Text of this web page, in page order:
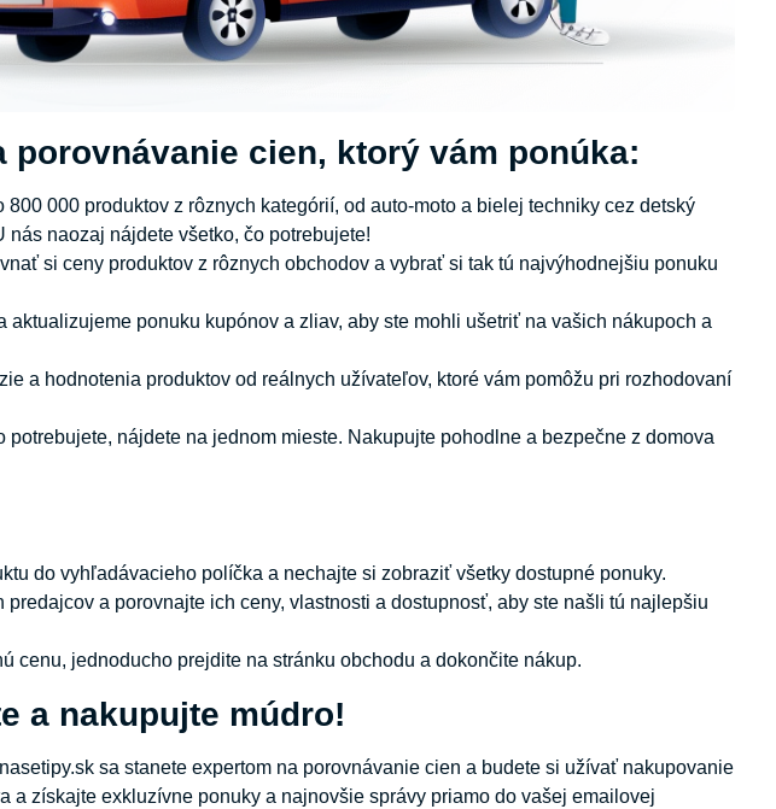
porovnávanie cien, ktorý vám ponúka:
800 000 produktov z rôznych kategórií, od auto-moto a bielej techniky cez detský
nás naozaj nájdete všetko, čo potrebujete!
si ceny produktov z rôznych obchodov a vybrať si tak tú najvýhodnejšiu ponuku
aktualizujeme ponuku kupónov a zliav, aby ste mohli ušetriť na vašich nákupoch a
a hodnotenia produktov od reálnych užívateľov, ktoré vám pomôžu pri rozhodovaní
potrebujete, nájdete na jednom mieste. Nakupujte pohodlne a bezpečne z domova
do vyhľadávacieho políčka a nechajte si zobraziť všetky dostupné ponuky.
predajcov a porovnajte ich ceny, vlastnosti a dostupnosť, aby ste našli tú najlepšiu
cenu, jednoducho prejdite na stránku obchodu a dokončite nákup.
a nakupujte múdro!
sa stanete expertom na porovnávanie cien a budete si užívať nakupovanie
a získajte exkluzívne ponuky a najnovšie správy priamo do vašej emailovej